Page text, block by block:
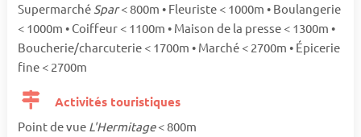
Supermarché Spar< 800m • Fleuriste < 1000m • Boulangerie
< 1000m • Coiffeur < 1100m • Maison de la presse < 1300m •
Boucherie/charcuterie < 1700m • Marché < 2700m • Épicerie
fine < 2700m
Activités touristiques
Point de vue L'Hermitage< 800m